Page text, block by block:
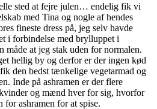
sted at fejre julen… endelig fik vi
med Tina og nogle af hendes
fineste dress på, jeg selv havde
i forbindelse med brylluppet i
måde at jeg stak uden for normalen.
hellig by og derfor er der ingen kød
den bedst tænkelige vegetarmad og
Inde på ashramen er der flere
og mænd hver for sig, hvorfor
ashramen for at spise.